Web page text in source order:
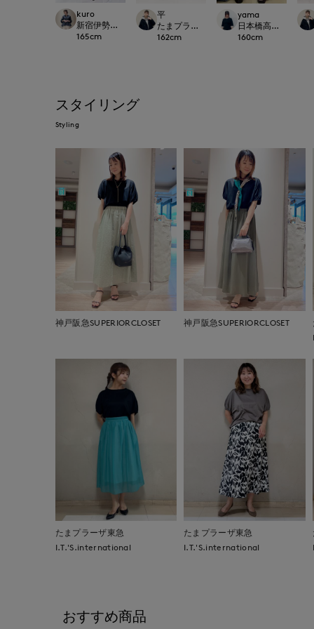
kuro
新宿伊勢丹SUPERIOR CLOSET
165cm
平
たまプラーザ東急I.T.'S.international
162cm
yama
日本橋高島屋SC
160cm
スタイリング
Styling
神戸阪急SUPERIORCLOSET 神戸阪急SUPERIORCLOSET
たまプラーザ東急
I.T.'S.international
たまプラーザ東急
I.T.'S.international
おすすめ商品